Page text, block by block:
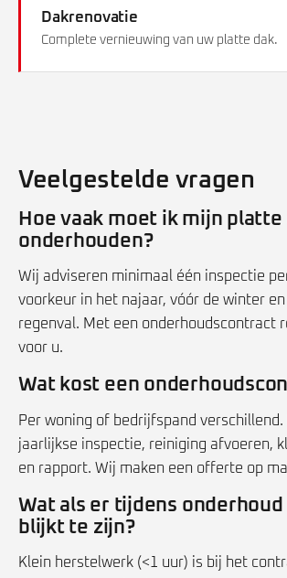
Dakrenovatie
Complete vernieuwing van uw platte dak.
Veelgestelde vragen
Hoe vaak moet ik mijn platte
onderhouden?
Wij adviseren minimaal één inspectie
voorkeur in het najaar, vóór de winter
regenval. Met een onderhoudscontract
voor u.
Wat kost een
Per woning of bedrijfspand
jaarlijkse inspectie, reiniging afvoeren,
en rapport. Wij maken een offerte op
Wat als er tijdens
blijkt te zijn?
Klein herstelwerk (<1 uur) is bij het